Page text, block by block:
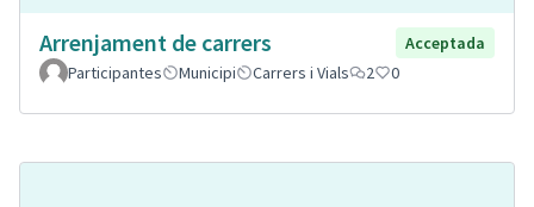
Arrenjament de carrers
Acceptada
Participantes
Municipi Carrers i Vials 2 0